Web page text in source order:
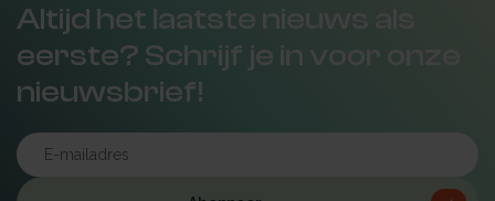
Altijd het laatste nieuws als
eerste? Schrijf je in voor onze
nieuwsbrief!